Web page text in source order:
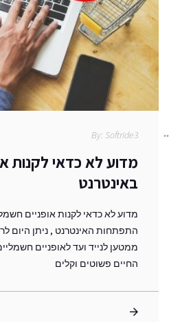
By: Softride3
מדוע לא כדאי לקנות
באינטרנט
מדוע לא כדאי לקנות אופניים
התפתחות האינטרנט , ניתן היום
ממטען לנייד ועד לאופניים
החיים פשוטים וקלים